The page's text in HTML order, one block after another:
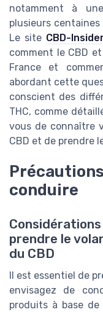
notamment à
plusieurs
Le site CBD-
comment le CBD
France et
abordant cette
conscient des
THC, comme
vous de connaître
CBD et de prendre
conduire
prendre le
du CBD
Il est essentiel de
envisagez de
produits à base